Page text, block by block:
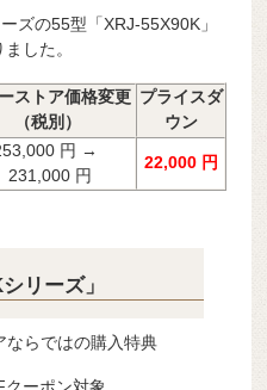
ズの55型「XRJ-55X90K」
した。
ストア価格変更
（税別）
プライスダ
ウン
円 →
231,000 円
22,000 円
リーズ」
ならではの購入特典
クーポン対象